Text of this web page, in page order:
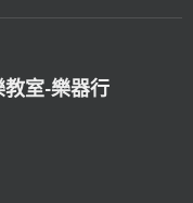
教室-樂器行